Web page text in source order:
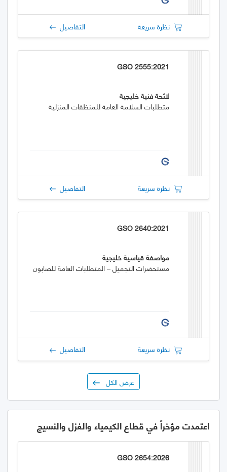
نظرة سريعة التفاصيل
GSO 2555:2021
لائحة فنية خليجية
متطلبات السلامة العامة للمنظفات المنزلية
نظرة سريعة التفاصيل
GSO 2640:2021
مواصفة قياسية خليجية
مستحضرات التجميل – المتطلبات العامة للصابون
نظرة سريعة التفاصيل
عرض الكل
اعتمدت مؤخراً في قطاع الكيمياء والغزل والنسيج
GSO 2654:2026